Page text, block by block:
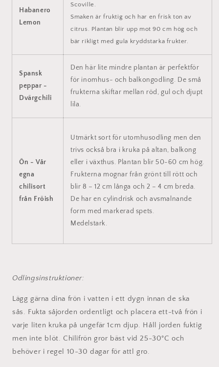
Habanero
Lemon
Scoville.
Smaken är fruktig och har en frisk ton av
citrus. Plantan blir upp mot 90 cm hög och
bär rikligt med gula kryddstarka frukter.
Spansk
peppar -
Dvärgchili
Den här lite mindre plantan är perfektför
för inomhus- och balkongodling. De små
frukterna skiftar mellan röd, gul och djupt
lila.
Ön - Vår
egna
chilisort
från Fröish
Utmärkt sort för utomhusodling men den
trivs också bra i kruka på altan, balkong
eller i växthus. Plantan blir 50-60 cm hög.
Frukterna mognar från grönt till rött och
blir 8 – 12 cm långa och 2 – 4 cm breda.
De har en cylindrisk och avsmalnande
form med markerad spets.
Medelstark.
Odlingsinstruktioner:
Lägg gärna dina frön i vatten i ett dygn innan de ska
sås. Fukta såjorden ordentligt och placera ett-två frön i
varje liten kruka på ungefär 1cm djup. Håll jorden fuktig
men inte blöt. Chilifrön gror bäst vid 25-30°C och
behöver i regel 10-30 dagar för attl gro.